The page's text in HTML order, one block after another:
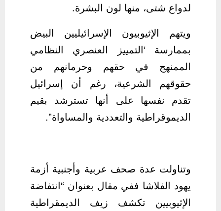
لدواع شتى، منها لون البشرة.
ويتهم الإثيوبيون الإسرائيليين البيض
بممارسة ‘التمييز العنصري النظامي
الممنهج في حقهم وحرمانهم من
حقوقهم الشرعية، رغم أن إسرائيل
تقدم نفسها على أنها تسترشد بقيم
الديموقراطية والتعددية والمساواة”.
وتناولت عدة صحف عربية وأجنبية أزمة
يهود الفلاشا ففي مقال بعنوان “انتفاضة
الإثيوبيين تكشف زيف الديمقراطية